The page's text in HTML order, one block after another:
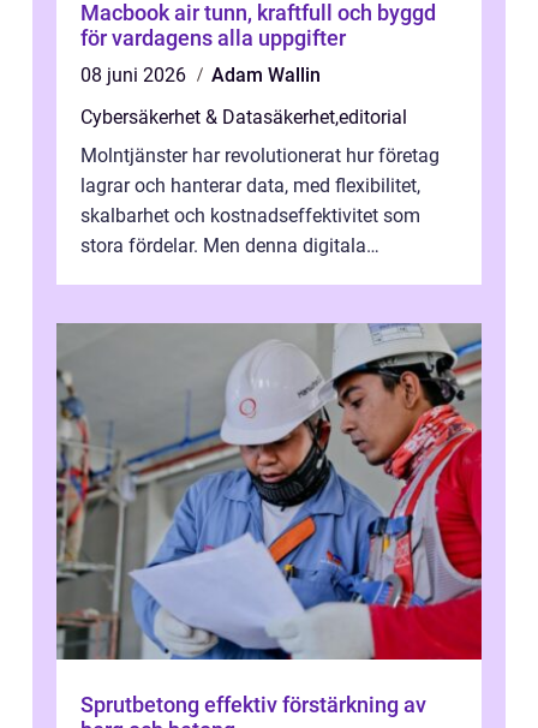
Macbook air tunn, kraftfull och byggd
för vardagens alla uppgifter
08 juni 2026
Adam Wallin
Cybersäkerhet & Datasäkerhet,editorial
Molntjänster har revolutionerat hur företag
lagrar och hanterar data, med flexibilitet,
skalbarhet och kostnadseffektivitet som
stora fördelar. Men denna digitala
Sprutbetong effektiv förstärkning av